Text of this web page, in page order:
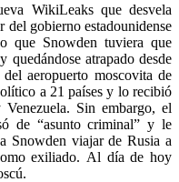
WikiLeaks que desvela
del gobierno estadounidense
que Snowden tuviera que
quedándose atrapado desde
aeropuerto moscovita de
a 21 países y lo recibió
Sin embargo, el
de “asunto criminal” y le
Snowden viajar de Rusia a
exiliado. Al día de hoy